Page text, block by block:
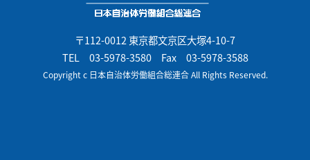
〒112-0012 東京都文京区大塚4-10-7
TEL 03-5978-3580Fax 03-5978-3588
Copyright c 日本自治体労働組合総連合 All Rights Reserved.